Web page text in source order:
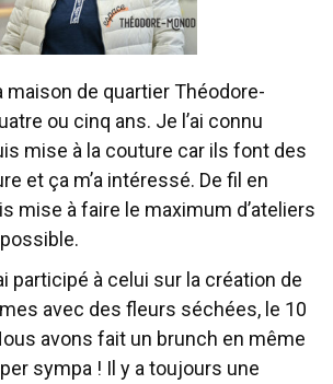
maison de quartier Théodore-
ou cinq ans. Je l’ai connu
mise à la couture car ils font des
et ça m’a intéressé. De fil en
mise à faire le maximum d’ateliers
participé à celui sur la création de
avec des fleurs séchées, le 10
avons fait un brunch en même
sympa ! Il y a toujours une